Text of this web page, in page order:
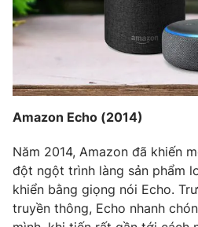
Amazon Echo (2014)
Năm 2014, Amazon đã khiến
đột ngột trình làng sản phẩm
khiển bằng giọng nói Echo.
truyền thông, Echo nhanh